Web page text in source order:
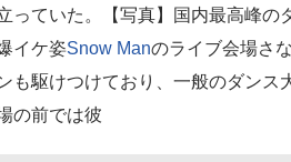
っていた。【写真】国内最高峰の
イケ姿Snow Manのライブ会場さ
も駆けつけており、一般のダンス
の前では彼